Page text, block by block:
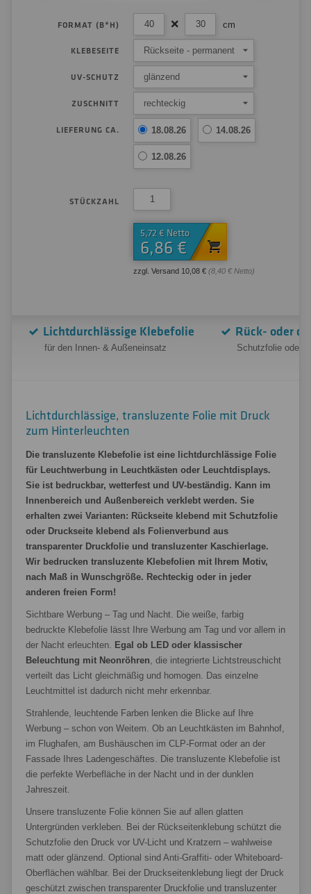
FORMAT (B*H) cm
KLEBESEITE Rückseite - permanent
UV-SCHUTZ glänzend
ZUSCHNITT rechteckig
LIEFERUNG CA. 18.08.26 14.08.26
12.08.26
STÜCKZAHL
5,72 € Netto
6,86 €
zzgl. Versand 10,08 € (8,40 € Netto)
Lichtdurchlässige Klebefolie
für den Innen- & Außeneinsatz
Rück- oder
Schutzfolie oder
Lichtdurchlässige, transluzente Folie mit Druck
zum Hinterleuchten
Die transluzente Klebefolie ist eine lichtdurchlässige Folie
für Leuchtwerbung in Leuchtkästen oder Leuchtdisplays.
Sie ist bedruckbar, wetterfest und UV-beständig. Kann im
Innenbereich und Außenbereich verklebt werden. Sie
erhalten zwei Varianten: Rückseite klebend mit Schutzfolie
oder Druckseite klebend als Folienverbund aus
transparenter Druckfolie und transluzenter Kaschierlage.
Wir bedrucken transluzente Klebefolien mit Ihrem Motiv,
nach Maß in Wunschgröße. Rechteckig oder in jeder
anderen freien Form!
Sichtbare Werbung – Tag und Nacht. Die weiße, farbig
bedruckte Klebefolie lässt Ihre Werbung am Tag und vor allem in
der Nacht erleuchten. Egal ob LED oder klassischer
Beleuchtung mit Neonröhren, die integrierte Lichtstreuschicht
verteilt das Licht gleichmäßig und homogen. Das einzelne
Leuchtmittel ist dadurch nicht mehr erkennbar.
Strahlende, leuchtende Farben lenken die Blicke auf Ihre
Werbung – schon von Weitem. Ob an Leuchtkästen im Bahnhof,
im Flughafen, am Bushäuschen im CLP-Format oder an der
Fassade Ihres Ladengeschäftes. Die transluzente Klebefolie ist
die perfekte Werbefläche in der Nacht und in der dunklen
Jahreszeit.
Unsere transluzente Folie können Sie auf allen glatten
Untergründen verkleben. Bei der Rückseitenklebung schützt die
Schutzfolie den Druck vor UV-Licht und Kratzern – wahlweise
matt oder glänzend. Optional sind Anti-Graffiti- oder Whiteboard-
Oberflächen wählbar. Bei der Druckseitenklebung liegt der Druck
geschützt zwischen transparenter Druckfolie und transluzenter